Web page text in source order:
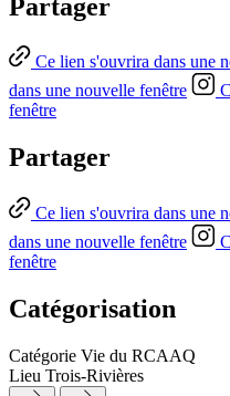
Partager
Ce lien s'ouvrira dans une
dans une nouvelle fenêtre
fenêtre
Partager
Ce lien s'ouvrira dans une
dans une nouvelle fenêtre
fenêtre
Catégorisation
Catégorie Vie du RCAAQ
Lieu Trois-Rivières